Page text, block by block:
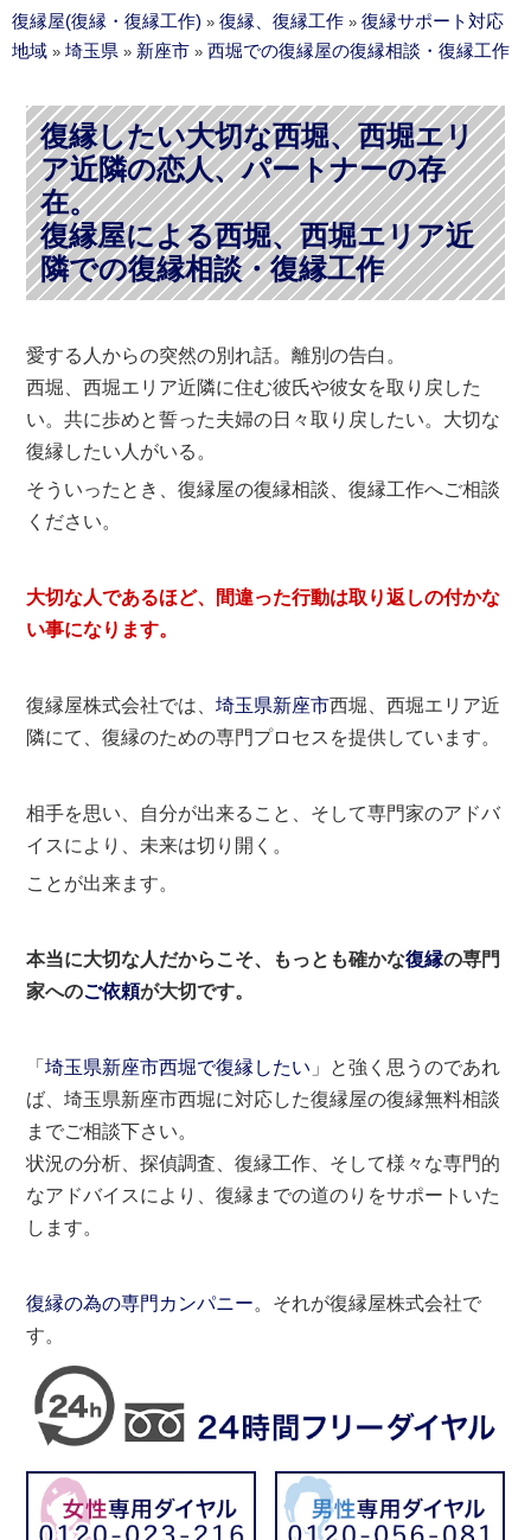
復縁屋(復縁・復縁工作) » 復縁、復縁工作 » 復縁サポート対応
地域 » 埼玉県 » 新座市 » 西堀での復縁屋の復縁相談・復縁工作
復縁したい大切な西堀、西堀エリ
ア近隣の恋人、パートナーの存
在。
復縁屋による西堀、西堀エリア近
隣での復縁相談・復縁工作
愛する人からの突然の別れ話。離別の告白。
西堀、西堀エリア近隣に住む彼氏や彼女を取り戻した
い。共に歩めと誓った夫婦の日々取り戻したい。大切な
復縁したい人がいる。
そういったとき、復縁屋の復縁相談、復縁工作へご相談
ください。
大切な人であるほど、間違った行動は取り返しの付かな
い事になります。
復縁屋株式会社では、埼玉県新座市西堀、西堀エリア近
隣にて、復縁のための専門プロセスを提供しています。
相手を思い、自分が出来ること、そして専門家のアドバ
イスにより、未来は切り開く。
ことが出来ます。
本当に大切な人だからこそ、もっとも確かな復縁の専門
家へのご依頼が大切です。
「埼玉県新座市西堀で復縁したい 」と強く思うのであれ
ば、埼玉県新座市西堀に対応した復縁屋の復縁無料相談
までご相談下さい。
状況の分析、探偵調査、復縁工作、そして様々な専門的
なアドバイスにより、復縁までの道のりをサポートいた
します。
復縁の為の専門カンパニー。それが復縁屋株式会社で
す。